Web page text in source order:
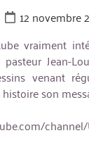
12 novembre
vraiment
pasteur Jean-
venant
son